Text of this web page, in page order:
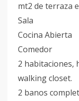
mt2 de terraza
Sala
Cocina Abierta
Comedor
2 habitaciones,
walking closet.
2 banos